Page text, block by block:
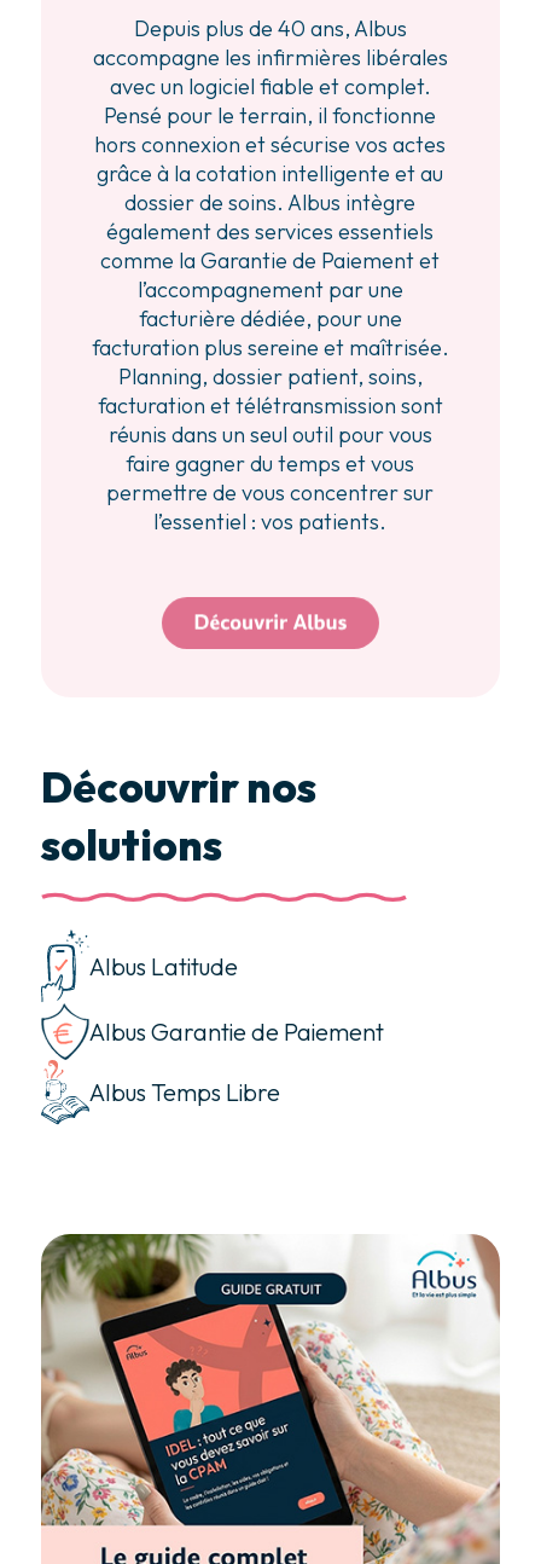
Depuis plus de 40 ans, Albus
accompagne les infirmières libérales
avec un logiciel fiable et complet.
Pensé pour le terrain, il fonctionne
hors connexion et sécurise vos actes
grâce à la cotation intelligente et au
dossier de soins. Albus intègre
également des services essentiels
comme la Garantie de Paiement et
l’accompagnement par une
facturière dédiée, pour une
facturation plus sereine et maîtrisée.
Planning, dossier patient, soins,
facturation et télétransmission sont
réunis dans un seul outil pour vous
faire gagner du temps et vous
permettre de vous concentrer sur
l’essentiel : vos patients.
Découvrir nos
solutions
Albus Latitude
Albus Garantie de Paiement
Albus Temps Libre